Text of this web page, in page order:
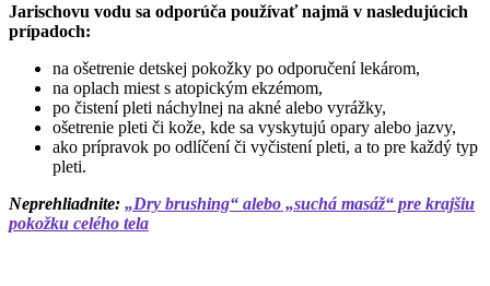
Jarischovu vodu sa odporúča používať najmä v nasledujúcich
prípadoch:
na ošetrenie detskej pokožky po odporučení lekárom,
na oplach miest s atopickým ekzémom,
po čistení pleti náchylnej na akné alebo vyrážky,
ošetrenie pleti či kože, kde sa vyskytujú opary alebo jazvy,
ako prípravok po odlíčení či vyčistení pleti, a to pre každý typ
pleti.
Neprehliadnite: „Dry brushing“ alebo „suchá masáž“ pre krajšiu
pokožku celého tela